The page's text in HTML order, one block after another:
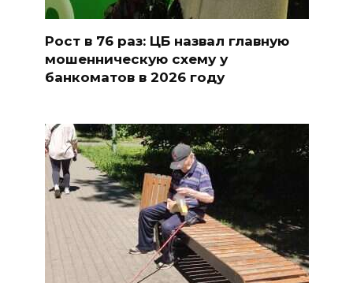
Рост в 76 раз: ЦБ назвал главную
мошенническую схему у
банкоматов в 2026 году